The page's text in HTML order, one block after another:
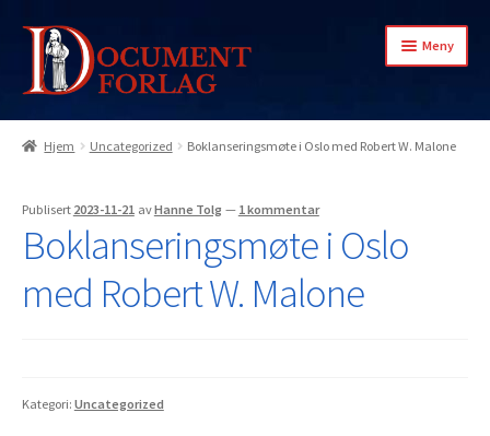
Hopp
navigasjon
Hopp
innhold
Meny
Min konto
Hjem Uncategorized Boklanseringsmøte i Oslo med Robert W. Malone
Publisert 2023-11-21 avHanne Tolg — 1 kommentar
Boklanseringsmøte i Oslo
med Robert W. Malone
Kategori: Uncategorized